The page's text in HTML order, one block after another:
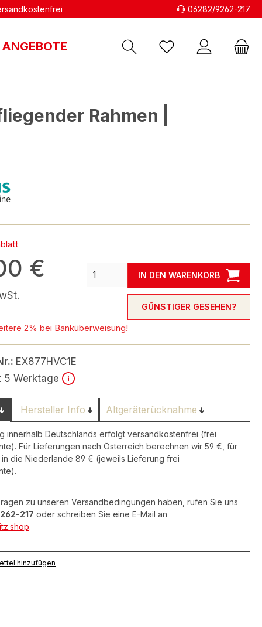
06282/9262-217
ANGEBOTE
Rahmen |
€ IN DEN WARENKORB
GÜNSTIGER GESEHEN?
2% bei Banküberweisung!
EX877HVC1E
5 Werktage
Hersteller Info Altgeräterücknahme
innerhalb Deutschlands erfolgt versandkostenfrei (frei
Für Lieferungen nach Österreich berechnen wir 59 €, für
die Niederlande 89 € (jeweils Lieferung frei
zu unseren Versandbedingungen haben, rufen Sie uns
217 oder schreiben Sie eine E-Mail an
.
hinzufügen